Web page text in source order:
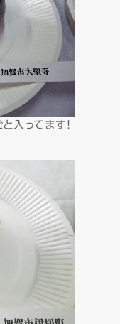
入ってます！